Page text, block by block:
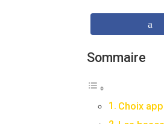
Sommaire
Choix